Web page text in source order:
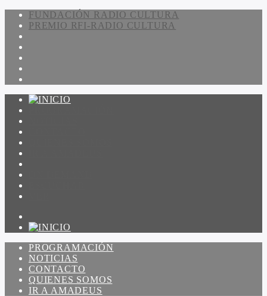
FUNDACIÓN RADIO CULTURA
PREMIO RFI-RADIO CULTURA
PROGRAMACIÓN
NOTICIAS
CONTACTO
QUIENES SOMOS
IR A AMADEUS